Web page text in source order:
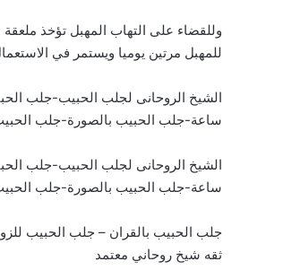
وللقضاء على التهاب المهبل تؤخذ
للمهبل مرتين يوميا ويستمر في
الشيخ الروحانى لجلب الحبيب-جلب
ساعة-جلب الحبيب بالصورة-جلب
الشيخ الروحانى لجلب الحبيب-جلب
ساعة-جلب الحبيب بالصورة-جلب
جلب الحبيب بالقران – جلب الحبيب
ثقه شيخ روحاني معتمد